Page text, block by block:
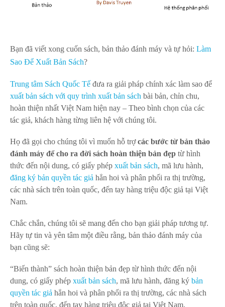
Bạn đã viết xong cuốn sách, bản thảo đánh máy và tự hỏi: Làm
Sao Để Xuất Bản Sách?
Trung tâm Sách Quốc Tế đưa ra giải pháp chính xác làm sao để
xuất bản sách với quy trình xuất bản sách bài bản, chỉn chu,
hoàn thiện nhất Việt Nam hiện nay – Theo bình chọn của các
tác giả, khách hàng từng liên hệ với chúng tôi.
Họ đã gọi cho chúng tôi vì muốn hỗ trợcác bước từ bản thảo
đánh máy để cho ra đời sách hoàn thiện bản đẹp từ hình
thức đến nội dung, có giấy phép xuất bản sách, mã lưu hành,
đăng ký bản quyền tác giả hẳn hoi và phân phối ra thị trường,
các nhà sách trên toàn quốc, đến tay hàng triệu độc giả tại Việt
Nam.
Chắc chắn, chúng tôi sẽ mang đến cho bạn giải pháp tương tự.
Hãy tự tin và yên tâm một điều rằng, bản thảo đánh máy của
bạn cũng sẽ:
“Biến thành” sách hoàn thiện bản đẹp từ hình thức đến nội
dung, có giấy phép xuất bản sách, mã lưu hành, đăng ký bản
quyền tác giả hẳn hoi và phân phối ra thị trường, các nhà sách
trên toàn quốc, đến tay hàng triệu độc giả tại Việt Nam.